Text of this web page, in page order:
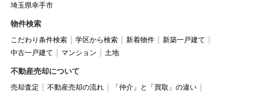
埼玉県幸手市
物件検索
こだわり条件検索 学区から検索 新着物件
新築一戸建て
中古一戸建て
マンション 土地
不動産売却について
売却査定 不動産売却の流れ
「仲介」と「買取」の違い